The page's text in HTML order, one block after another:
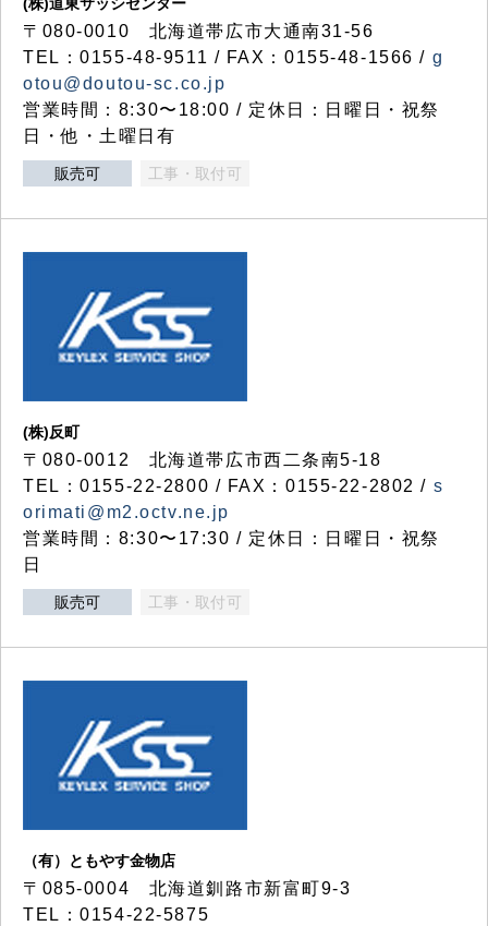
〒080-0010 北海道帯広市大通南31-56
TEL：0155-48-9511 / FAX：0155-48-1566 / g
otou@doutou-sc.co.jp
営業時間：8:30〜18:00 / 定休日：日曜日・祝祭
日・他・土曜日有
販売可 工事・取付可
(株)反町
〒080-0012 北海道帯広市西二条南5-18
TEL：0155-22-2800 / FAX：0155-22-2802 / s
orimati@m2.octv.ne.jp
営業時間：8:30〜17:30 / 定休日：日曜日・祝祭
日
販売可 工事・取付可
（有）ともやす金物店
〒085-0004 北海道釧路市新富町9-3
TEL：0154-22-5875